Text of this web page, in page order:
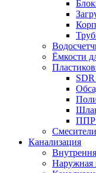
Ёмкости
SDR
ППР
Смесители
Канализация
Наружная